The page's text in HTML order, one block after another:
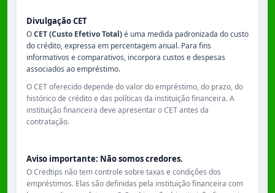
Divulgação CET
OCET (Custo Efetivo Total)é uma medida padronizada do custo
do crédito, expressa em percentagem anual. Para fins
informativos e comparativos, incorpora custos e despesas
associados ao empréstimo.
O CET oferecido depende do valor do empréstimo, do prazo, do
histórico de crédito e das políticas da instituição financeira. A
instituição financeira deve apresentar o CET antes da
contratação.
Aviso importante: Não somos credores.
O Credtips não tem controle sobre taxas e condições dos
empréstimos. Elas são definidas pela instituição financeira com